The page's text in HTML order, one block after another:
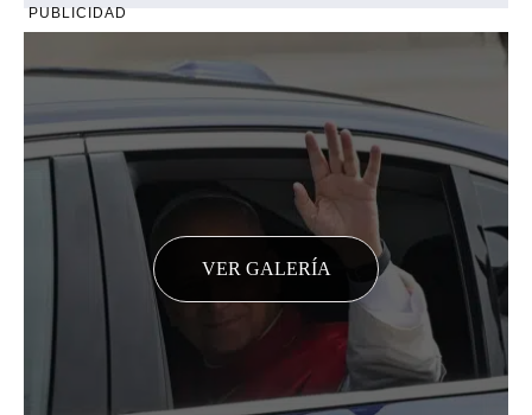
PUBLICIDAD
VER GALERÍA